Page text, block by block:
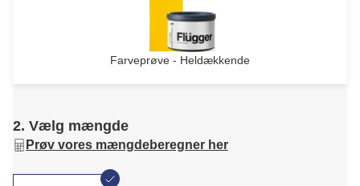
Farveprøve - Heldækkende
2. Vælg mængde
Prøv vores mængdeberegner her